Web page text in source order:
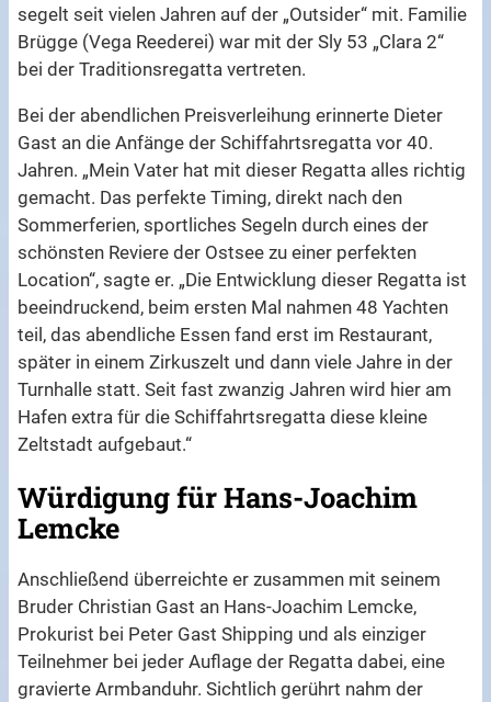
segelt seit vielen Jahren auf der „Outsider“ mit. Familie
Brügge (Vega Reederei) war mit der Sly 53 „Clara 2“
bei der Traditionsregatta vertreten.
Bei der abendlichen Preisverleihung erinnerte Dieter
Gast an die Anfänge der Schiffahrtsregatta vor 40.
Jahren. „Mein Vater hat mit dieser Regatta alles richtig
gemacht. Das perfekte Timing, direkt nach den
Sommerferien, sportliches Segeln durch eines der
schönsten Reviere der Ostsee zu einer perfekten
Location“, sagte er. „Die Entwicklung dieser Regatta ist
beeindruckend, beim ersten Mal nahmen 48 Yachten
teil, das abendliche Essen fand erst im Restaurant,
später in einem Zirkuszelt und dann viele Jahre in der
Turnhalle statt. Seit fast zwanzig Jahren wird hier am
Hafen extra für die Schiffahrtsregatta diese kleine
Zeltstadt aufgebaut.“
Würdigung für Hans-Joachim
Lemcke
Anschließend überreichte er zusammen mit seinem
Bruder Christian Gast an Hans-Joachim Lemcke,
Prokurist bei Peter Gast Shipping und als einziger
Teilnehmer bei jeder Auflage der Regatta dabei, eine
gravierte Armbanduhr. Sichtlich gerührt nahm der